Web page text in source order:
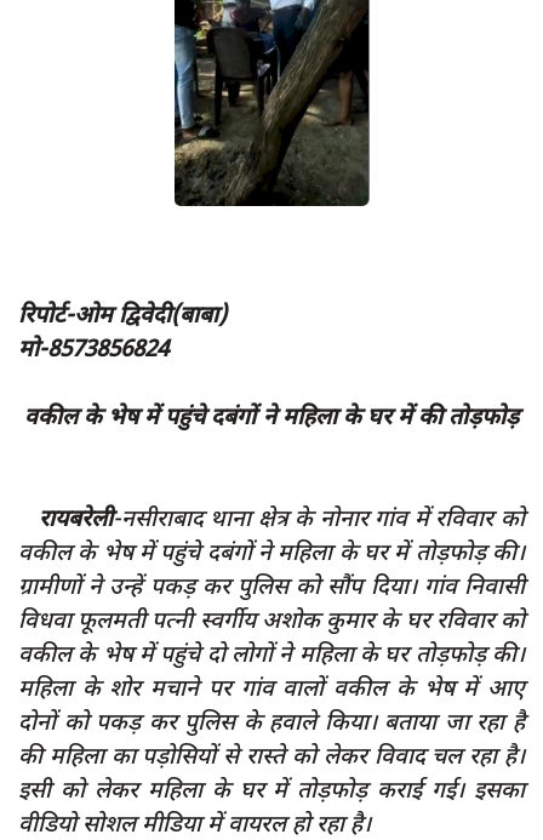
साक्षात्कार
खेल
प्रशासनिक
दुर्घटना
editors-pick
other
Login
Register
रिपोर्ट-ओम द्विवेदी(बाबा)
मो-8573856824
वकील के भेष में पहुंचे दबंगों ने महिला के घर में की तोड़फोड़
रायबरेली-नसीराबाद थाना क्षेत्र के नोनार गांव में रविवार को
वकील के भेष में पहुंचे दबंगों ने महिला के घर में तोड़फोड़ की।
ग्रामीणों ने उन्हें पकड़ कर पुलिस को सौंप दिया। गांव निवासी
विधवा फूलमती पत्नी स्वर्गीय अशोक कुमार के घर रविवार को
वकील के भेष में पहुंचे दो लोगों ने महिला के घर तोड़फोड़ की।
महिला के शोर मचाने पर गांव वालों वकील के भेष में आए
दोनों को पकड़ कर पुलिस के हवाले किया। बताया जा रहा है
की महिला का पड़ोसियों से रास्ते को लेकर विवाद चल रहा है।
इसी को लेकर महिला के घर में तोड़फोड़ कराई गई। इसका
वीडियो सोशल मीडिया में वायरल हो रहा है।